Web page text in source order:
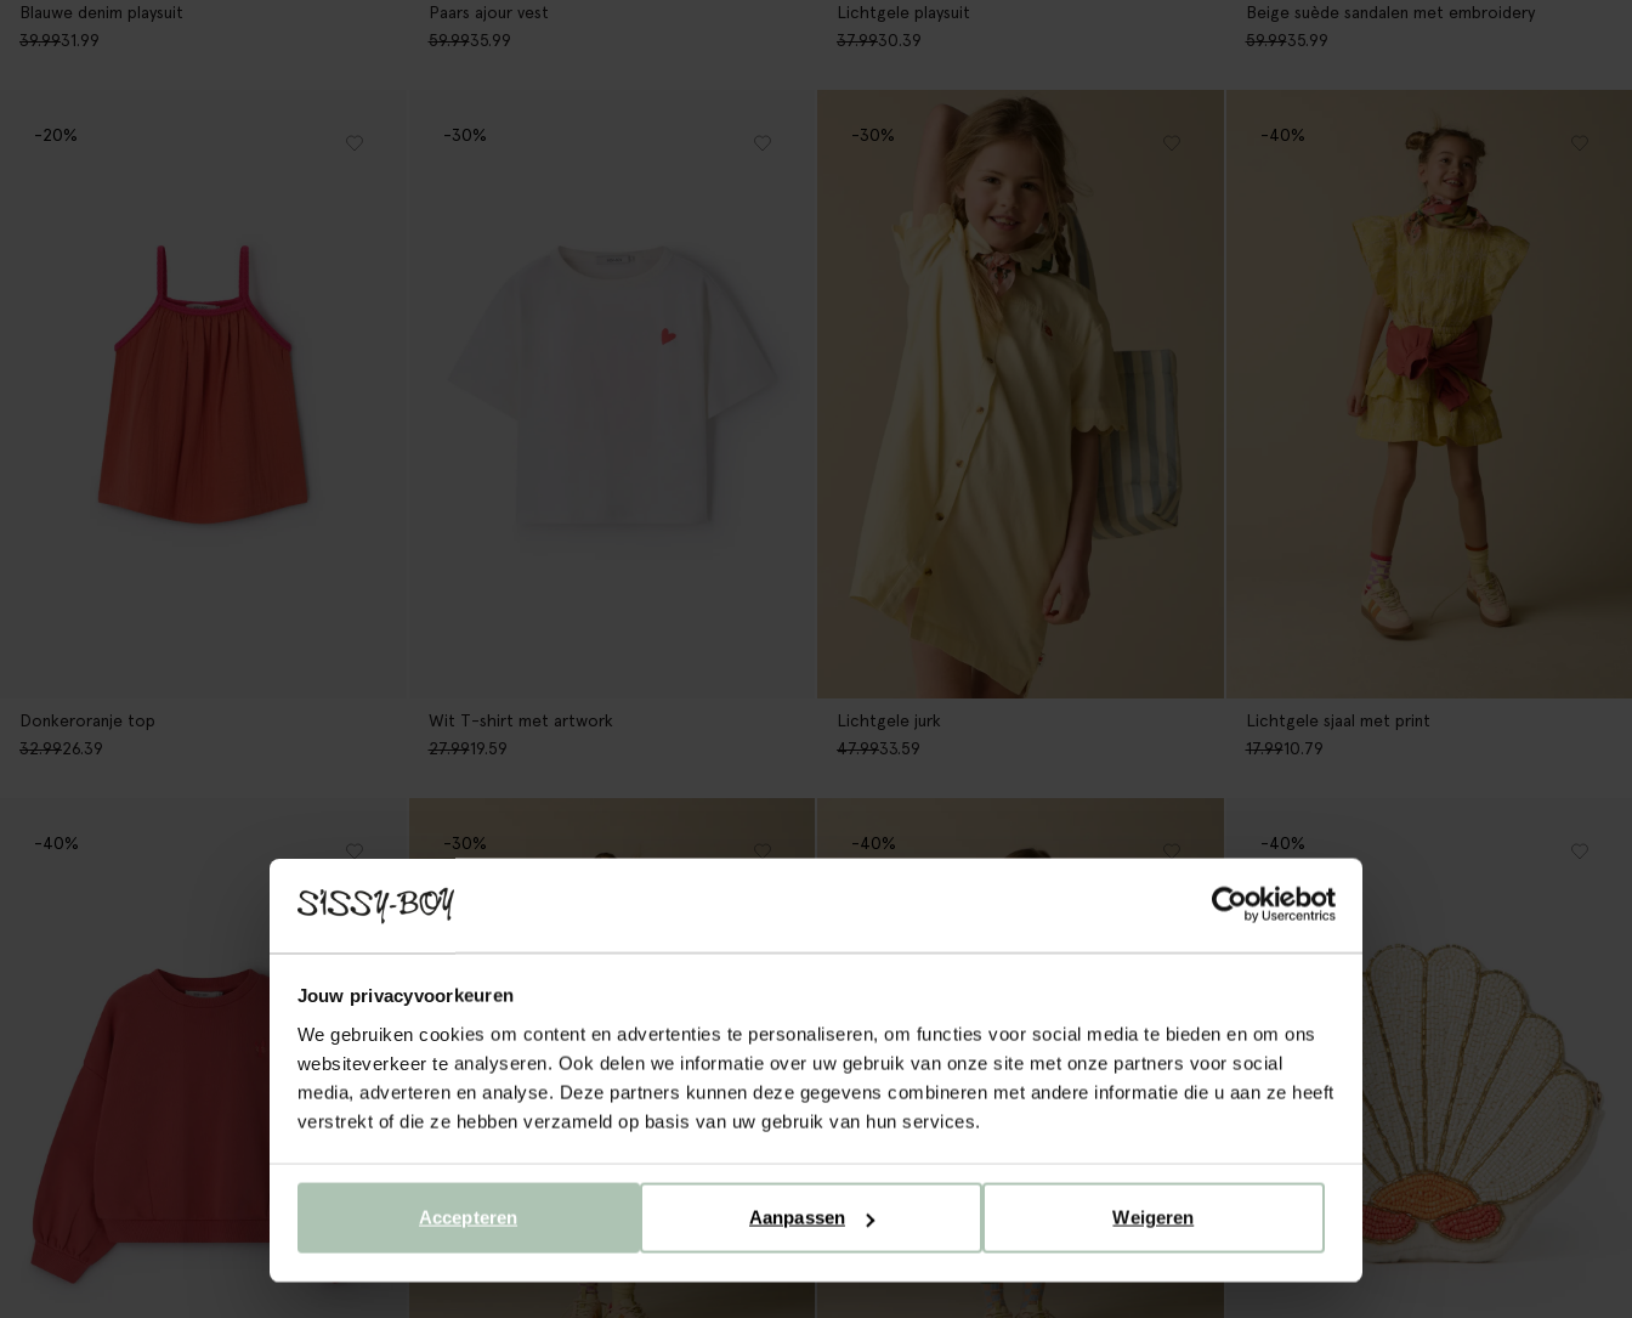
Jouw privacyvoorkeuren
We gebruiken cookies om content en advertenties te personaliseren, om functies voor social media te bieden en om ons
websiteverkeer te analyseren. Ook delen we informatie over uw gebruik van onze site met onze partners voor social
media, adverteren en analyse. Deze partners kunnen deze gegevens combineren met andere informatie die u aan ze heeft
verstrekt of die ze hebben verzameld op basis van uw gebruik van hun services.
Weigeren
Aanpassen
Accepteren
Blauwe denim playsuit
39.9931.99
Paars ajour vest
59.9935.99
Lichtgele playsuit
37.9930.39
Beige suède sandalen met embroidery
59.9935.99
Donkeroranje top
32.9926.39
-20%
Wit T-shirt met artwork
27.9919.59
-30%
Lichtgele jurk
47.9933.59
-30%
Lichtgele sjaal met print
17.9910.79
-40%
-40% -30% -40% -40%